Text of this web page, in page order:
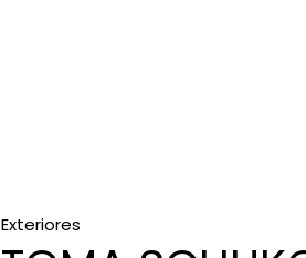
Exteriores